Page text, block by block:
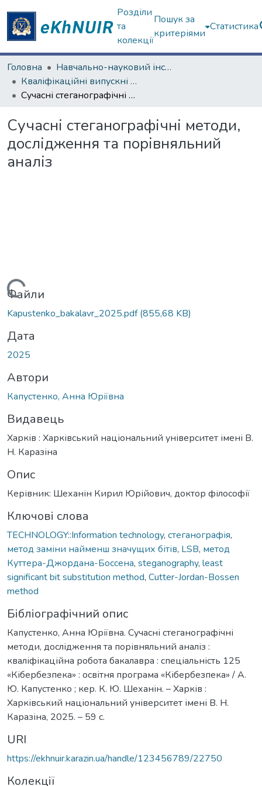
Розділи
та
колекції
Пошук за
критеріями
Статистика
Головна
Навчально-науковий інститут комп'ютерних наук та штучного інтелекту
Кваліфікаційні випускні роботи бакалаврів. Навчально-науковий інститут комп'ютерних наук та штучного інтелекту
Сучасні стеганографічні методи, дослідження та порівняльний аналіз
Сучасні стеганографічні методи,
дослідження та порівняльний
аналіз
Вантажиться...
Файли
Kapustenko_bakalavr_2025.pdf(855,68 KB)
Дата
2025
Автори
Капустенко, Анна Юріївна
Видавець
Харків : Харківський національний університет імені В.
Н. Каразіна
Опис
Керівник: Шеханін Кирил Юрійович, доктор філософії
Ключові слова
TECHNOLOGY::Information technology, стеганографія,
метод заміни найменш значущих бітів, LSB, метод
Куттера-Джордана-Боссена, steganography, least
significant bit substitution method, Cutter-Jordan-Bossen
method
Бібліографічний опис
Капустенко, Анна Юріївна. Сучасні стеганографічні
методи, дослідження та порівняльний аналіз :
кваліфікаційна робота бакалавра : спеціальність 125
«Кібербезпека» : освітня програма «Кібербезпека» / А.
Ю. Капустенко ; кер. К. Ю. Шеханін. – Харків :
Харківський національний університет імені В. Н.
Каразіна, 2025. – 59 с.
URI
https://ekhnuir.karazin.ua/handle/123456789/22750
Колекції